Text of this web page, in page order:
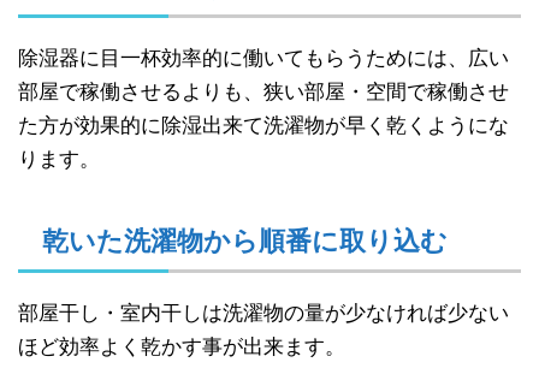
除湿器に目一杯効率的に働いてもらうためには、広い
部屋で稼働させるよりも、狭い部屋・空間で稼働させ
た方が効果的に除湿出来て洗濯物が早く乾くようにな
ります。
乾いた洗濯物から順番に取り込む
部屋干し・室内干しは洗濯物の量が少なければ少ない
ほど効率よく乾かす事が出来ます。